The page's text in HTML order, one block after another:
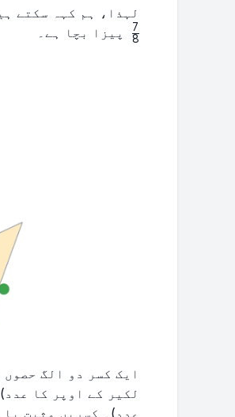
لہذا، ہم کہہ سکتے
8
7 پیزا بچا ہے۔
عدد)۔ کسریں مثبت یا